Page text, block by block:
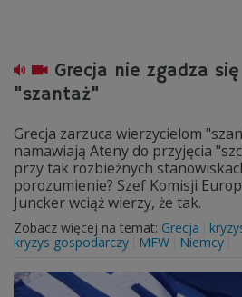
Grecja nie zgadza
"szantaż"
Grecja zarzuca wierzycielom
namawiają Ateny do przyjęcia
przy tak rozbieżnych
porozumienie? Szef Komisji
Juncker wciąż wierzy, że tak.
Zobacz więcej na temat: Grecja
kryzys gospodarczy
MFW Niemcy